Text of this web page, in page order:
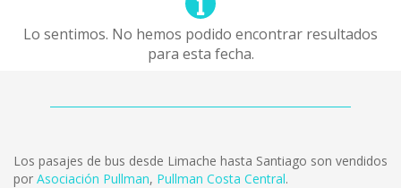
Lo sentimos. No hemos podido encontrar resultados
para esta fecha.
Los pasajes de bus desde Limache hasta Santiago son vendidos
por Asociación Pullman, Pullman Costa Central.